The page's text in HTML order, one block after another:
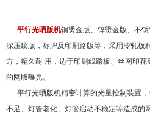
平行光晒版机铜烫金版、锌烫金版、不
深压纹版，标牌及印刷路版等，采用冷轧板
方，精久耐 用，适于印刷线路板、丝网印
的网版曝光。
平行光晒版机精密计算的光量控制装置，
不足、灯管老化、灯管启动不稳定等造成的